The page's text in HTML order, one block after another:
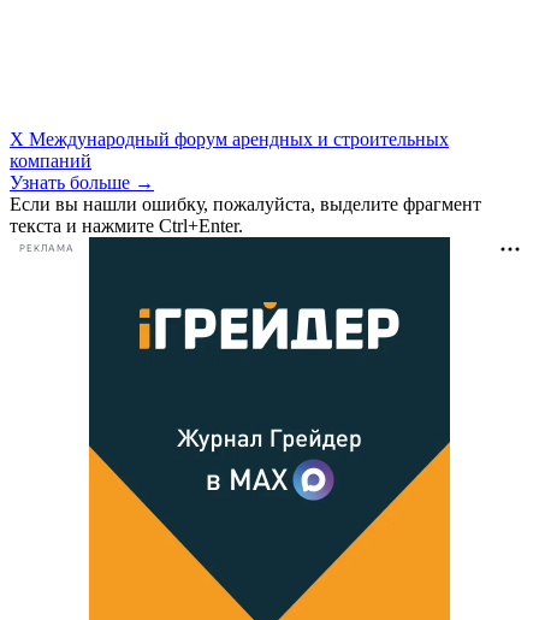
X Международный форум арендных и строительных
компаний
Узнать больше →
Если вы нашли ошибку, пожалуйста, выделите фрагмент
текста и нажмите Ctrl+Enter.
РЕКЛАМА